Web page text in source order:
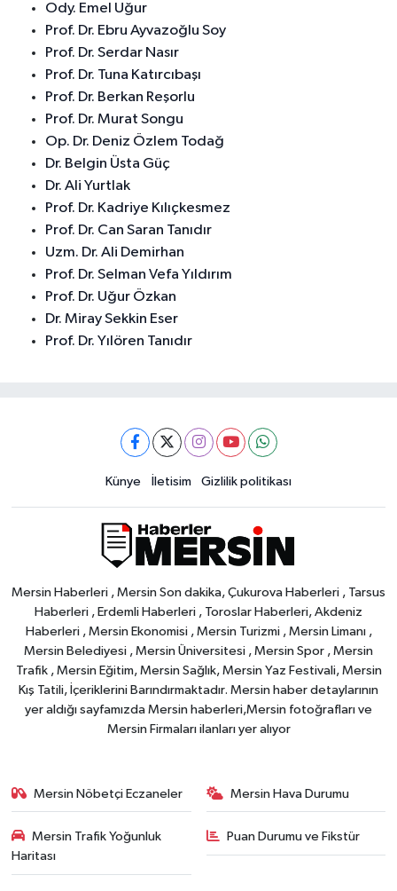
Ody. Emel Uğur
Prof. Dr. Ebru Ayvazoğlu Soy
Prof. Dr. Serdar Nasır
Prof. Dr. Tuna Katırcıbaşı
Prof. Dr. Berkan Reşorlu
Prof. Dr. Murat Songu
Op. Dr. Deniz Özlem Todağ
Dr. Belgin Üsta Güç
Dr. Ali Yurtlak
Prof. Dr. Kadriye Kılıçkesmez
Prof. Dr. Can Saran Tanıdır
Uzm. Dr. Ali Demirhan
Prof. Dr. Selman Vefa Yıldırım
Prof. Dr. Uğur Özkan
Dr. Miray Sekkin Eser
Prof. Dr. Yılören Tanıdır
Künye İletisim Gizlilik politikası
Mersin Haberleri , Mersin Son dakika, Çukurova Haberleri , Tarsus
Haberleri , Erdemli Haberleri , Toroslar Haberleri, Akdeniz
Haberleri , Mersin Ekonomisi , Mersin Turizmi , Mersin Limanı ,
Mersin Belediyesi , Mersin Üniversitesi , Mersin Spor , Mersin
Trafik , Mersin Eğitim, Mersin Sağlık, Mersin Yaz Festivali, Mersin
Kış Tatili, İçeriklerini Barındırmaktadır. Mersin haber detaylarının
yer aldığı sayfamızda Mersin haberleri,Mersin fotoğrafları ve
Mersin Firmaları ilanları yer alıyor
Mersin Nöbetçi Eczaneler Mersin Hava Durumu
Mersin Trafik Yoğunluk
Haritası
Puan Durumu ve Fikstür